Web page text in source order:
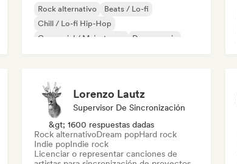
Rock alternativo
Beats / Lo-fi
Chill / Lo-fi Hip-Hop
Comercial / Mainstream
Dance music
Lorenzo Lautz
Supervisor De Sincronización
&gt; 1600 respuestas dadas
Rock alternativoDream popHard rock
Indie popIndie rock
Licenciar o representar canciones de